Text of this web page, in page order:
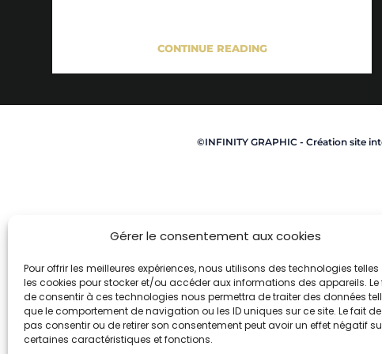
Gérer le consentement aux cookies
Pour offrir les meilleures expériences, nous utilisons des technologies telles
les cookies pour stocker et/ou accéder aux informations des appareils. Le
de consentir à ces technologies nous permettra de traiter des données
que le comportement de navigation ou les ID uniques sur ce site. Le fait
pas consentir ou de retirer son consentement peut avoir un effet négatif
certaines caractéristiques et fonctions.
CONTINUE READING
©INFINITY GRAPHIC - Création site